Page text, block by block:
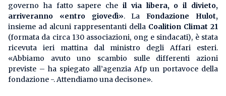
governo ha fatto sapere che il via libera, o il divieto,
arriveranno «entro giovedì». LaFondazione Hulot,
insieme ad alcuni rappresentanti della Coalition Climat 21
(formata da circa 130 associazioni, ong e sindacati), è stata
ricevuta ieri mattina dal ministro degli Affari esteri.
«Abbiamo avuto uno scambio sulle differenti azioni
previste – ha spiegato all’agenzia Afp un portavoce della
fondazione -. Attendiamo una decisone».